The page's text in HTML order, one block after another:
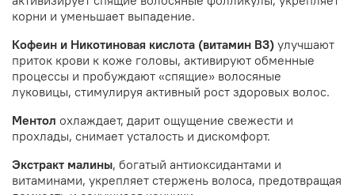
корни и уменьшает выпадение.
Кофеин и Никотиновая кислота (витамин В3) улучшают
приток крови к коже головы, активируют обменные
процессы и пробуждают «спящие» волосяные
луковицы, стимулируя активный рост здоровых волос.
Ментол охлаждает, дарит ощущение свежести и
прохлады, снимает усталость и дискомфорт.
Экстракт малины, богатый антиоксидантами и
витаминами, укрепляет стержень волоса, предотвращая